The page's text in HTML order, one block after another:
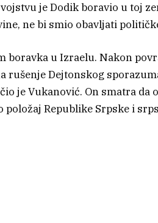
je Dodik boravio u toj
ne bi smio obavljati
boravka u Izraelu. Nakon
rušenje Dejtonskog
je Vukanović. On smatra da
Republike Srpske i